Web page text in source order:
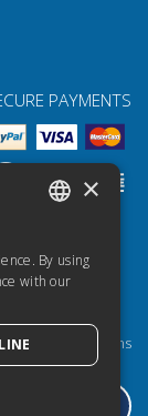
PAYMENTS
RESOURCES
for Institutions
Open
SPANISH
×
By using
with our